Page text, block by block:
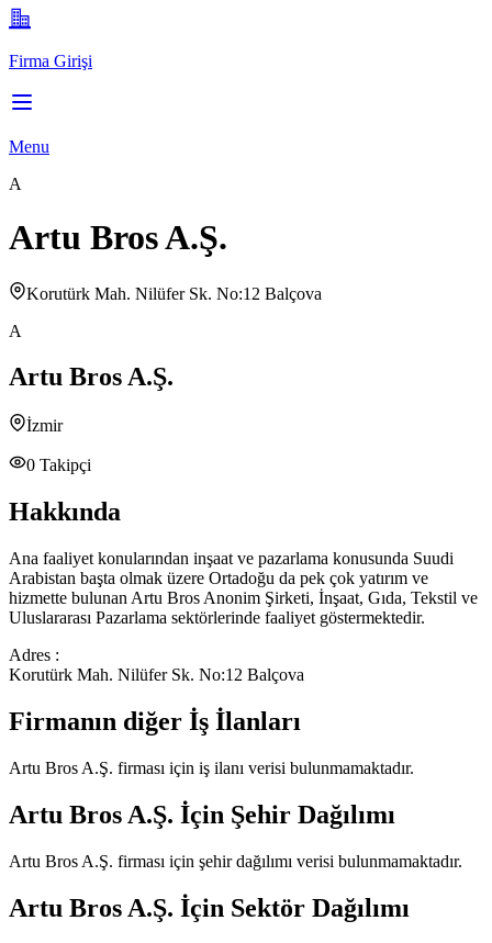
Firma Girişi
Menu
A
Artu Bros A.Ş.
Korutürk Mah. Nilüfer Sk. No:12 Balçova
A
Artu Bros A.Ş.
İzmir
0 Takipçi
Hakkında
Ana faaliyet konularından inşaat ve pazarlama konusunda Suudi
Arabistan başta olmak üzere Ortadoğu da pek çok yatırım ve
hizmette bulunan Artu Bros Anonim Şirketi, İnşaat, Gıda, Tekstil ve
Uluslararası Pazarlama sektörlerinde faaliyet göstermektedir.
Adres :
Korutürk Mah. Nilüfer Sk. No:12 Balçova
Firmanın diğer İş İlanları
Artu Bros A.Ş. firması için iş ilanı verisi bulunmamaktadır.
Artu Bros A.Ş. İçin Şehir Dağılımı
Artu Bros A.Ş. firması için şehir dağılımı verisi bulunmamaktadır.
Artu Bros A.Ş. İçin Sektör Dağılımı